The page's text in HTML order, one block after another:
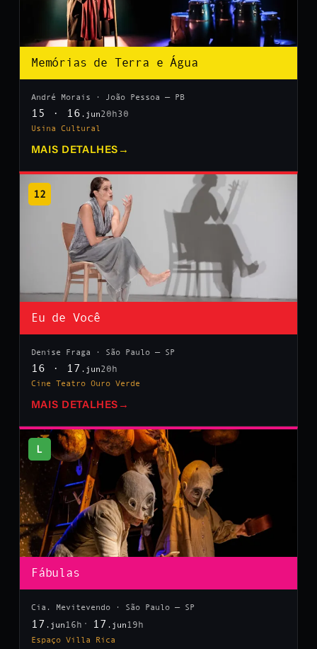
Memórias de Terra e Água
André Morais · João Pessoa — PB
15 · 16 .jun20h30
Usina Cultural
MAIS DETALHES →
12
Eu de Você
Denise Fraga · São Paulo — SP
16 · 17 .jun20h
Cine Teatro Ouro Verde
MAIS DETALHES →
L
Fábulas
Cia. Mevitevendo · São Paulo — SP
17 .jun 16h 17 .jun 19h
Espaço Villa Rica